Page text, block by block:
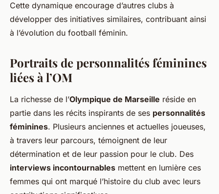
Cette dynamique encourage d’autres clubs à
développer des initiatives similaires, contribuant ainsi
à l’évolution du football féminin.
Portraits de personnalités féminines
liées à l’OM
La richesse de l’Olympique de Marseille réside en
partie dans les récits inspirants de ses personnalités
féminines. Plusieurs anciennes et actuelles joueuses,
à travers leur parcours, témoignent de leur
détermination et de leur passion pour le club. Des
interviews incontournables mettent en lumière ces
femmes qui ont marqué l’histoire du club avec leurs